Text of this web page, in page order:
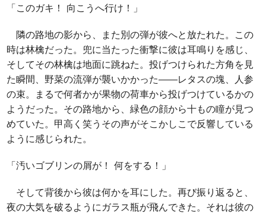
「このガキ！ 向こうへ行け！」
隣の路地の影から、また別の弾が彼へと放たれた。この
時は林檎だった。兜に当たった衝撃に彼は耳鳴りを感じ、
そしてその林檎は地面に跳ねた。投げつけられた方角を見
た瞬間、野菜の流弾が襲いかかった――レタスの塊、人参
の束。まるで何者かが果物の荷車から投げつけているかの
ようだった。その路地から、緑色の顔から十もの瞳が見つ
めていた。甲高く笑うその声がそこかしこで反響している
ように感じられた。
「汚いゴブリンの屑が！ 何をする！」
そして背後から彼は何かを耳にした。再び振り返ると、
夜の大気を破るようにガラス瓶が飛んできた。それは彼の